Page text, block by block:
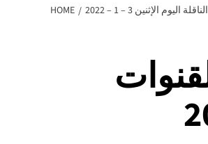
HOME الإثنين 3 – 1 – 2022